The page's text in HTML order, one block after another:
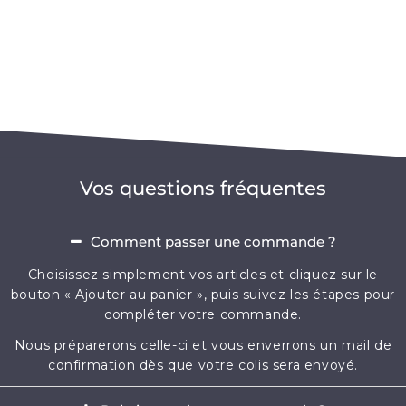
Vos questions fréquentes
Comment passer une commande ?
Choisissez simplement vos articles et cliquez sur le
bouton « Ajouter au panier », puis suivez les étapes pour
compléter votre commande.
Nous préparerons celle-ci et vous enverrons un mail de
confirmation dès que votre colis sera envoyé.